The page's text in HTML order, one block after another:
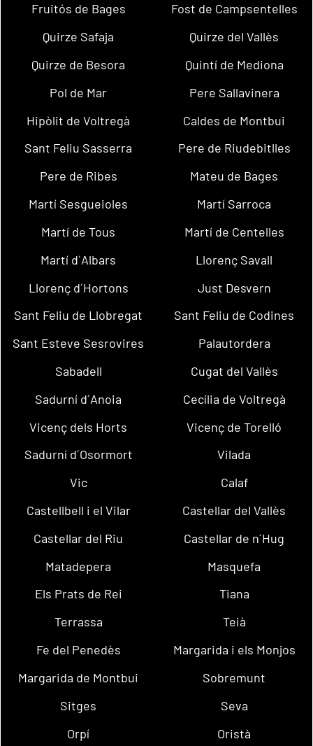
Fruitós de Bages
Fost de Campsentelles
Quirze Safaja
Quirze del Vallès
Quirze de Besora
Quintí de Mediona
Pol de Mar
Pere Sallavinera
Hipòlit de Voltregà
Caldes de Montbui
Sant Feliu Sasserra
Pere de Riudebitlles
Pere de Ribes
Mateu de Bages
Martí Sesgueioles
Martí Sarroca
Martí de Tous
Martí de Centelles
Martí d´Albars
Llorenç Savall
Llorenç d´Hortons
Just Desvern
Sant Feliu de Llobregat
Sant Feliu de Codines
Sant Esteve Sesrovires
Palautordera
Sabadell
Cugat del Vallès
Sadurní d´Anoia
Cecília de Voltregà
Vicenç dels Horts
Vicenç de Torelló
Sadurní d´Osormort
Vilada
Vic
Calaf
Castellbell i el Vilar
Castellar del Vallès
Castellar del Riu
Castellar de n´Hug
Matadepera
Masquefa
Els Prats de Rei
Tiana
Terrassa
Teià
Fe del Penedès
Margarida i els Monjos
Margarida de Montbui
Sobremunt
Sitges
Seva
Orpí
Oristà